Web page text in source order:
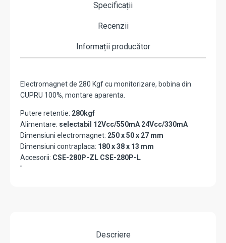
Specificații
Recenzii
Informații producător
Electromagnet de 280 Kgf cu monitorizare, bobina din
CUPRU 100%, montare aparenta.
Putere retentie: 280kgf
Alimentare: selectabil 12Vcc/550mA 24Vcc/330mA
Dimensiuni electromagnet: 250 x 50 x 27 mm
Dimensiuni contraplaca: 180 x 38 x 13 mm
Accesorii: CSE-280P-ZL CSE-280P-L
"
Descriere